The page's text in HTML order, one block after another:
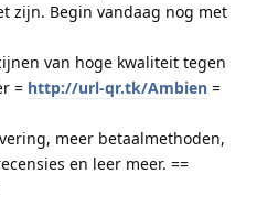
zijn. Begin vandaag nog met
van hoge kwaliteit tegen
= http://url-qr.tk/Ambien =
meer betaalmethoden,
en leer meer. ==